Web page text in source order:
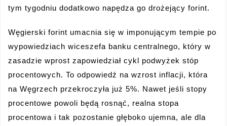
tym tygodniu dodatkowo napędza go drożejący forint.
Węgierski forint umacnia się w imponującym tempie po
wypowiedziach wiceszefa banku centralnego, który w
zasadzie wprost zapowiedział cykl podwyżek stóp
procentowych. To odpowiedź na wzrost inflacji, która
na Węgrzech przekroczyła już 5%. Nawet jeśli stopy
procentowe powoli będą rosnąć, realna stopa
procentowa i tak pozostanie głęboko ujemna, ale dla